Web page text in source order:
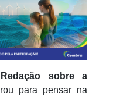
sobre a
para pensar na